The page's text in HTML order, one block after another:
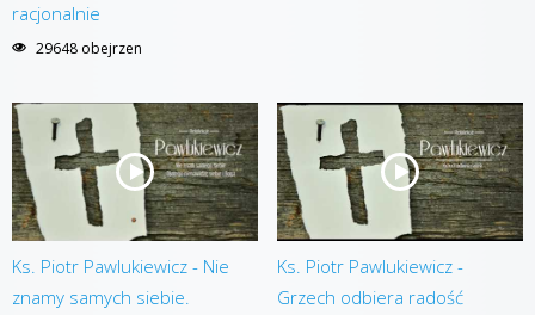
racjonalnie
29648 obejrzen
Ks. Piotr Pawlukiewicz - Nie
znamy samych siebie.
Ks. Piotr Pawlukiewicz -
Grzech odbiera radość